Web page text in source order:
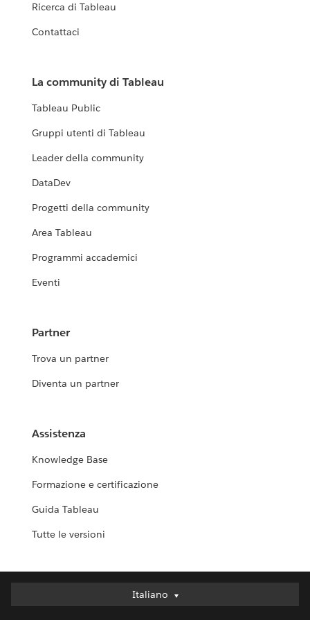
Ricerca di Tableau
Contattaci
La community di Tableau
Tableau Public
Gruppi utenti di Tableau
Leader della community
DataDev
Progetti della community
Area Tableau
Programmi accademici
Eventi
Partner
Trova un partner
Diventa un partner
Assistenza
Knowledge Base
Formazione e certificazione
Guida Tableau
Tutte le versioni
Italiano
Italiano